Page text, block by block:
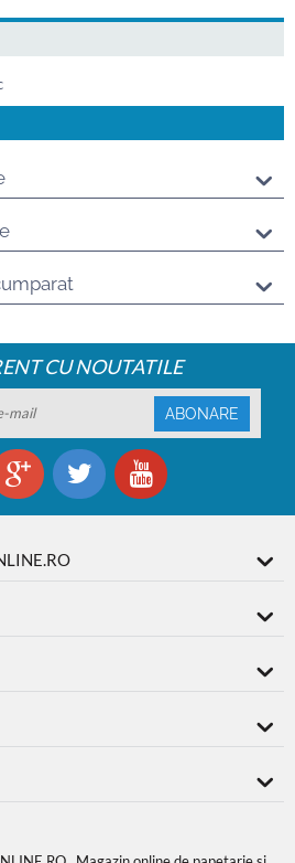
CU NOUTATILE
ABONARE